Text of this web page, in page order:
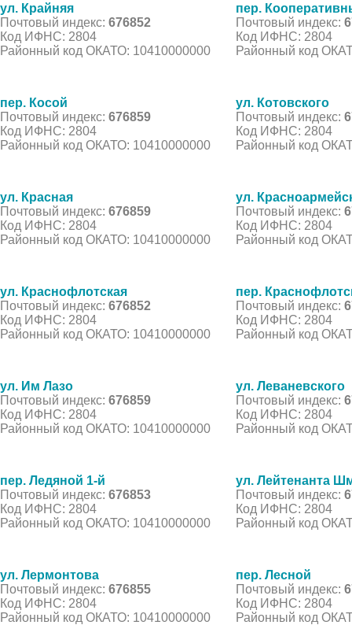
ул. Крайняя
Почтовый индекс: 676852
Код ИФНС: 2804
Районный код ОКАТО: 10410000000
пер.
Почтовый индекс:
Код ИФНС: 2804
Районный код
пер. Косой
Почтовый индекс: 676859
Код ИФНС: 2804
Районный код ОКАТО: 10410000000
ул. Котовского
Почтовый индекс:
Код ИФНС: 2804
Районный код
ул. Красная
Почтовый индекс: 676859
Код ИФНС: 2804
Районный код ОКАТО: 10410000000
ул.
Почтовый индекс:
Код ИФНС: 2804
Районный код
ул. Краснофлотская
Почтовый индекс: 676852
Код ИФНС: 2804
Районный код ОКАТО: 10410000000
пер.
Почтовый индекс:
Код ИФНС: 2804
Районный код
ул. Им Лазо
Почтовый индекс: 676859
Код ИФНС: 2804
Районный код ОКАТО: 10410000000
ул. Леваневского
Почтовый индекс:
Код ИФНС: 2804
Районный код
пер. Ледяной 1-й
Почтовый индекс: 676853
Код ИФНС: 2804
Районный код ОКАТО: 10410000000
ул. Лейтенанта
Почтовый индекс:
Код ИФНС: 2804
Районный код
ул. Лермонтова
Почтовый индекс: 676855
Код ИФНС: 2804
Районный код ОКАТО: 10410000000
пер. Лесной
Почтовый индекс:
Код ИФНС: 2804
Районный код